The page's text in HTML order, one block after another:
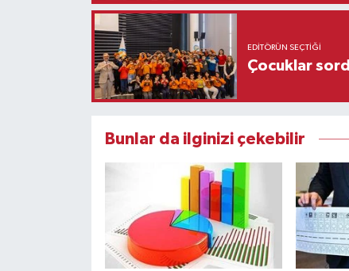
EDITÖRÜN SEÇTIĞI
Çocuklar
Bunlar da ilginizi çekebilir